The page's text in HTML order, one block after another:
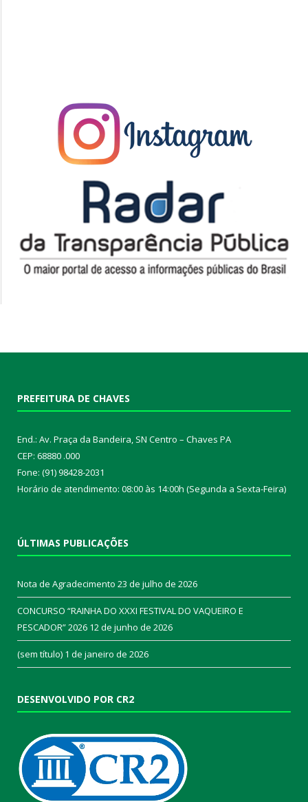
PREFEITURA DE CHAVES
End.: Av. Praça da Bandeira, SN Centro – Chaves PA
CEP: 68880 .000
Fone: (91) 98428-2031
Horário de atendimento: 08:00 às 14:00h (Segunda a Sexta-Feira)
ÚLTIMAS PUBLICAÇÕES
Nota de Agradecimento 23 de julho de 2026
CONCURSO “RAINHA DO XXXI FESTIVAL DO VAQUEIRO E
PESCADOR” 2026 12 de junho de 2026
(sem título) 1 de janeiro de 2026
DESENVOLVIDO POR CR2